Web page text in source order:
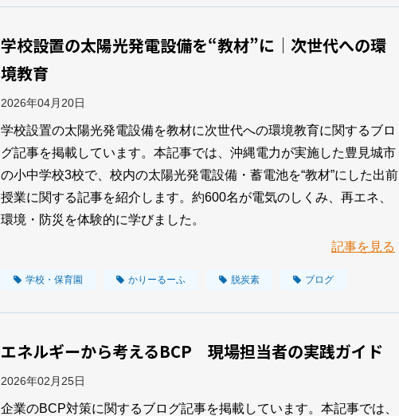
学校設置の太陽光発電設備を“教材”に│次世代への環
境教育
2026年04月20日
学校設置の太陽光発電設備を教材に次世代への環境教育に関するブロ
グ記事を掲載しています。本記事では、沖縄電力が実施した豊見城市
の小中学校3校で、校内の太陽光発電設備・蓄電池を“教材”にした出前
授業に関する記事を紹介します。約600名が電気のしくみ、再エネ、
環境・防災を体験的に学びました。
記事を見る
学校・保育園 かりーるーふ 脱炭素 ブログ
エネルギーから考えるBCP 現場担当者の実践ガイド
2026年02月25日
企業のBCP対策に関するブログ記事を掲載しています。本記事では、